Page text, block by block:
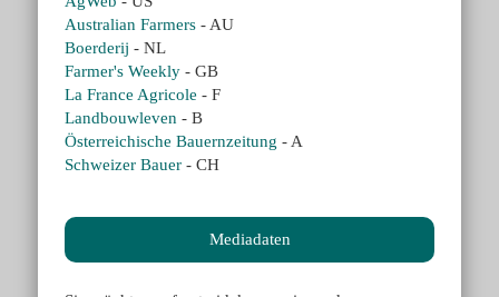
Australian Farmers - AU
Boerderij - NL
Farmer's Weekly - GB
La France Agricole - F
Landbouwleven - B
Österreichische Bauernzeitung - A
Schweizer Bauer - CH
Mediadaten